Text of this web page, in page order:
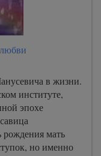
в жизни.
институте,
эпохе
мать
но именно